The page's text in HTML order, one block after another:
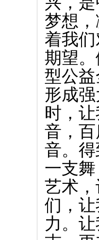
梦想
着我
期望
型公
形成
时，
音，
音。
一支
艺术
们，
力。